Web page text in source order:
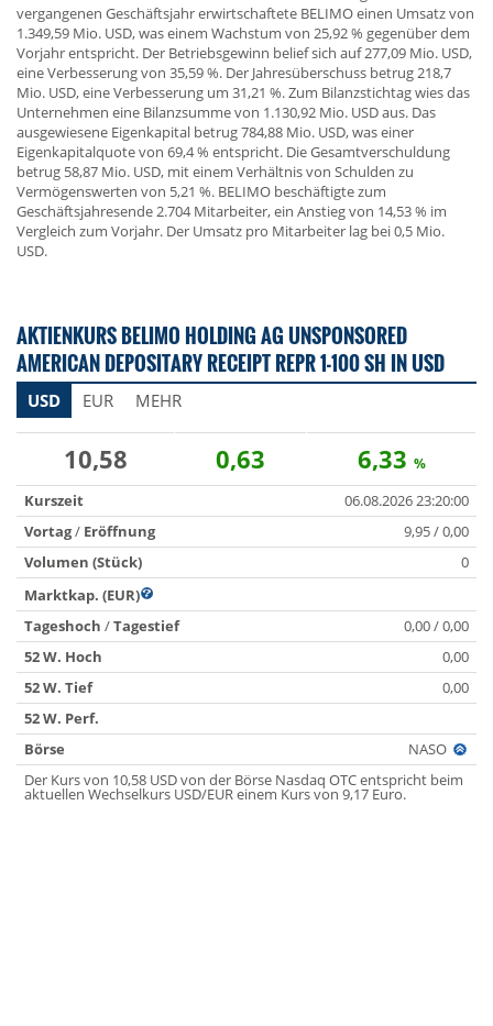
vergangenen Geschäftsjahr erwirtschaftete BELIMO einen Umsatz von
1.349,59 Mio. USD, was einem Wachstum von 25,92 % gegenüber dem
Vorjahr entspricht. Der Betriebsgewinn belief sich auf 277,09 Mio. USD,
eine Verbesserung von 35,59 %. Der Jahresüberschuss betrug 218,7
Mio. USD, eine Verbesserung um 31,21 %. Zum Bilanzstichtag wies das
Unternehmen eine Bilanzsumme von 1.130,92 Mio. USD aus. Das
ausgewiesene Eigenkapital betrug 784,88 Mio. USD, was einer
Eigenkapitalquote von 69,4 % entspricht. Die Gesamtverschuldung
betrug 58,87 Mio. USD, mit einem Verhältnis von Schulden zu
Vermögenswerten von 5,21 %. BELIMO beschäftigte zum
Geschäftsjahresende 2.704 Mitarbeiter, ein Anstieg von 14,53 % im
Vergleich zum Vorjahr. Der Umsatz pro Mitarbeiter lag bei 0,5 Mio.
USD.
AKTIENKURS BELIMO HOLDING AG UNSPONSORED
AMERICAN DEPOSITARY RECEIPT REPR 1-100 SH IN USD
USD EUR MEHR
10,58 0,63 6,33 %
Kurszeit
06.08.2026 23:20:00
Vortag/ Eröffnung
9,95 / 0,00
Volumen (Stück)
0
Marktkap. (EUR)
Tageshoch /Tagestief
0,00 / 0,00
52 W. Hoch
0,00
52 W. Tief
0,00
52 W. Perf.
Börse
NASO
Der Kurs von 10,58 USD von der Börse Nasdaq OTC entspricht beim
aktuellen Wechselkurs USD/EUR einem Kurs von 9,17 Euro.